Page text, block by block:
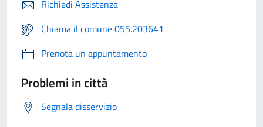
Richiedi Assistenza
Chiama il comune 055.203641
Prenota un appuntamento
Problemi in città
Segnala disservizio